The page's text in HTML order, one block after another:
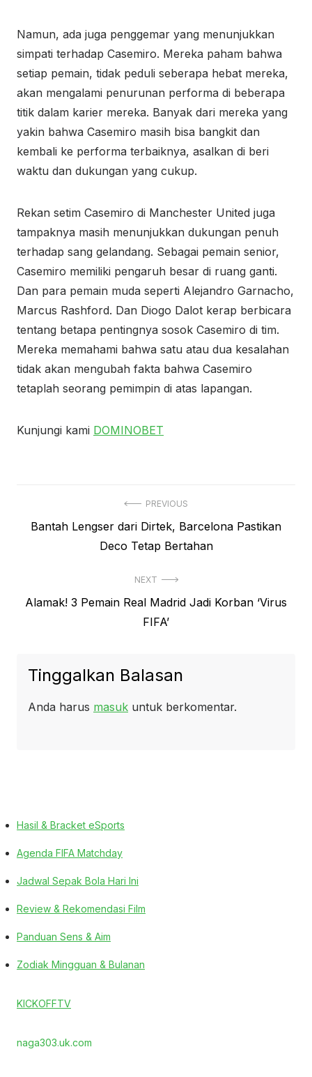
Namun, ada juga penggemar yang menunjukkan
simpati terhadap Casemiro. Mereka paham bahwa
setiap pemain, tidak peduli seberapa hebat mereka,
akan mengalami penurunan performa di beberapa
titik dalam karier mereka. Banyak dari mereka yang
yakin bahwa Casemiro masih bisa bangkit dan
kembali ke performa terbaiknya, asalkan di beri
waktu dan dukungan yang cukup.
Rekan setim Casemiro di Manchester United juga
tampaknya masih menunjukkan dukungan penuh
terhadap sang gelandang. Sebagai pemain senior,
Casemiro memiliki pengaruh besar di ruang ganti.
Dan para pemain muda seperti Alejandro Garnacho,
Marcus Rashford. Dan Diogo Dalot kerap berbicara
tentang betapa pentingnya sosok Casemiro di tim.
Mereka memahami bahwa satu atau dua kesalahan
tidak akan mengubah fakta bahwa Casemiro
tetaplah seorang pemimpin di atas lapangan.
Kunjungi kami DOMINOBET
pos
PREVIOUS
Previous
Bantah Lengser dari Dirtek, Barcelona Pastikan
Deco Tetap Bertahan
NEXT
Next
Alamak! 3 Pemain Real Madrid Jadi Korban ‘Virus
FIFA’
Tinggalkan Balasan
Anda harus masuk untuk berkomentar.
Hasil & Bracket eSports
Agenda FIFA Matchday
Jadwal Sepak Bola Hari Ini
Review & Rekomendasi Film
Panduan Sens & Aim
Zodiak Mingguan & Bulanan
KICKOFFTV
naga303.uk.com